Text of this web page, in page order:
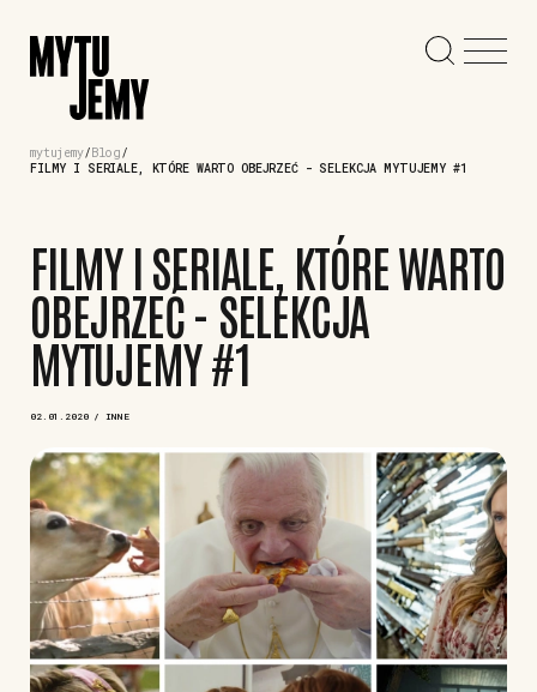
mytujemy Blog
FILMY I SERIALE, KTÓRE WARTO OBEJRZEĆ - SELEKCJA MYTUJEMY #1
FILMY I SERIALE, KTÓRE WARTO
OBEJRZEĆ - SELEKCJA
MYTUJEMY #1
02.01.2020 / INNE